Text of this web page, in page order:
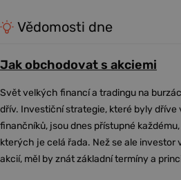
Vědomosti dne
Jak obchodovat s akciemi
Svět velkých financí a tradingu na
dřív. Investiční strategie, které byly dříve
finančníků, jsou dnes přístupné
kterých je celá řada. Než se ale
akcií, měl by znát základní termíny a